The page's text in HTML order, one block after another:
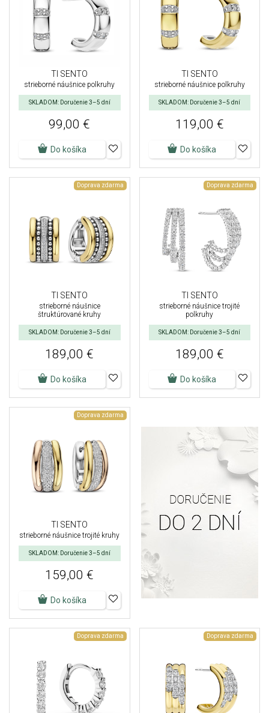
TI SENTO
strieborné náušnice polkruhy
SKLADOM: Doručenie 3–5 dní
99,00 €
Do košíka
TI SENTO
strieborné náušnice polkruhy
SKLADOM: Doručenie 3–5 dní
119,00 €
Do košíka
Doprava zdarma
TI SENTO
strieborné náušnice
štruktúrované kruhy
SKLADOM: Doručenie 3–5 dní
189,00 €
Do košíka
Doprava zdarma
TI SENTO
strieborné náušnice trojité
polkruhy
SKLADOM: Doručenie 3–5 dní
189,00 €
Do košíka
Doprava zdarma
TI SENTO
strieborné náušnice trojité kruhy
SKLADOM: Doručenie 3–5 dní
159,00 €
Do košíka
Doprava zdarma Doprava zdarma